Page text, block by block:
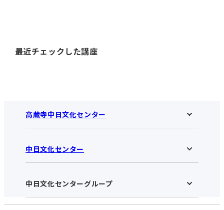
最近チェックした講座
高蔵寺中日文化センター
高蔵寺中日文化センターHOME
お知らせ
アクセス･営業時間
お申し込みの流れ
入会と受講のご案内
中日文化センター
中日文化センターHOME
中日文化センターとは
受講規約・会員特典
中日文化センターグループ